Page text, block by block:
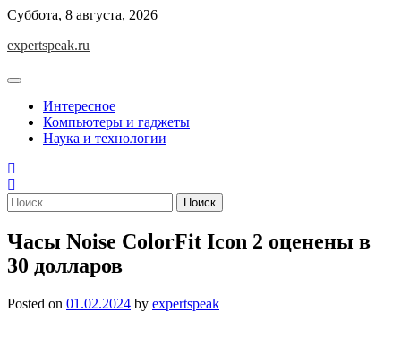
Skip
content
Суббота, 8 августа, 2026
expertspeak.ru
Интересное
Компьютеры и гаджеты
Наука и технологии
Найти:
Часы Noise ColorFit Icon 2 оценены в
30 долларов
Posted on 01.02.2024 by expertspeak